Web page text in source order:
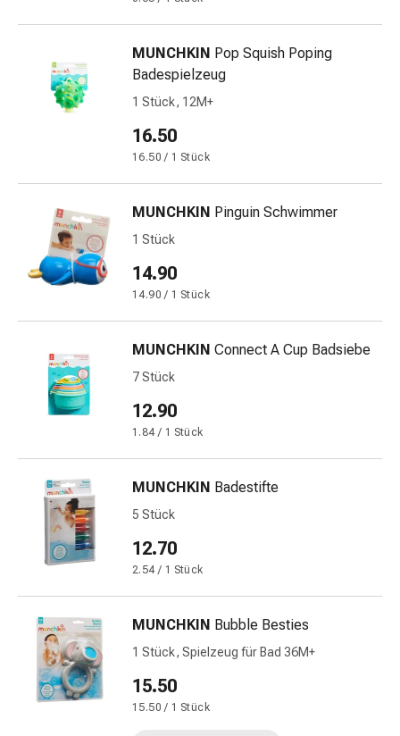
Unreine
Haut
Fieberblasen
Hautausschlag
Akne
Naturmittel
Bachblütentherapie
Homöopathie
Phytotherapie
Salz
Spagyrika
Anthroposophika
Blase,
Prostata
Harnwegsbeschwerden
Prostata
Blasenbeschwerden
Schmerzen
&
Fieber
&
Migräne
Muskel-
Gelenkschmerzen
Schmerzmittel
MUNCHKIN Pop Squish Poping
Badespielzeug
1 Stück, 12M+
16.50
16.50 / 1 Stück
MUNCHKIN Pinguin Schwimmer
1 Stück
14.90
14.90 / 1 Stück
MUNCHKIN Connect A Cup Badsiebe
7 Stück
12.90
1.84 / 1 Stück
MUNCHKIN Badestifte
5 Stück
12.70
2.54 / 1 Stück
MUNCHKIN Bubble Besties
1 Stück, Spielzeug für Bad 36M+
15.50
15.50 / 1 Stück